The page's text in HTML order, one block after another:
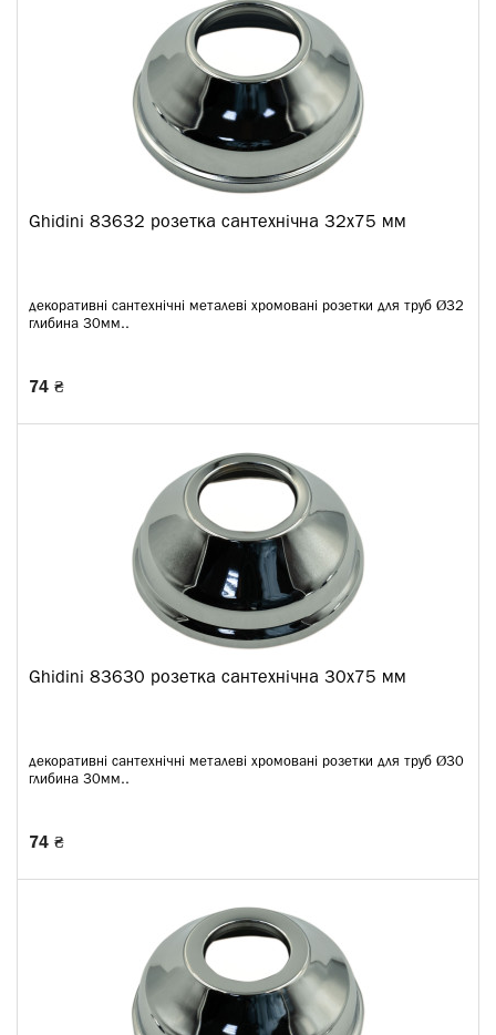
Ghidini 83632 розетка сантехнічна 32x75 мм
декоративні сантехнічні металеві хромовані розетки для труб Ø32
глибина 30мм..
74 ₴
Ghidini 83630 розетка сантехнічна 30x75 мм
декоративні сантехнічні металеві хромовані розетки для труб Ø30
глибина 30мм..
74 ₴